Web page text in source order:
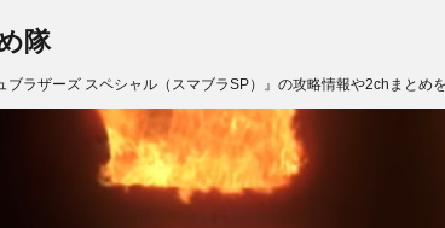
隊
ラザーズ スペシャル（スマブラSP）』の攻略情報や2chまとめ